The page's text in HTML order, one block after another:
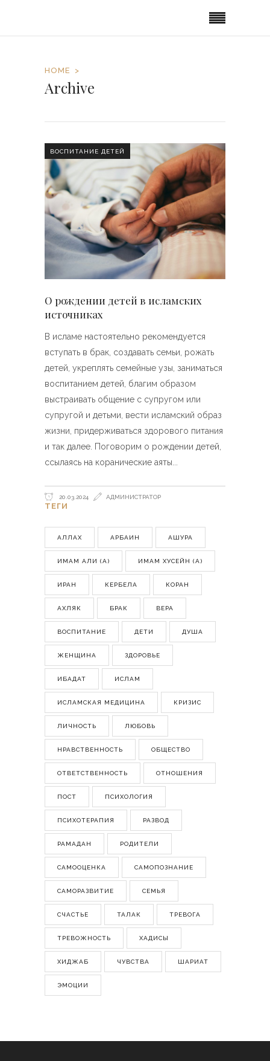
HOME
Archive
ВОСПИТАНИЕ ДЕТЕЙ
О рождении детей в исламских
источниках
В исламе настоятельно рекомендуется
вступать в брак, создавать семьи, рожать
детей, укреплять семейные узы, заниматься
воспитанием детей, благим образом
выстраивать общение с супругом или
супругой и детьми, вести исламский образ
жизни, придерживаться здорового питания
и так далее. Поговорим о рождении детей,
ссылаясь на коранические аяты
20.03.2024 АДМИНИСТРАТОР
ТЕГИ
АЛЛАХ АРБАИН АШУРА
ИМАМ АЛИ (А) ИМАМ ХУСЕЙН (А)
ИРАН КЕРБЕЛА КОРАН
АХЛЯК БРАК ВЕРА
ВОСПИТАНИЕ ДЕТИ ДУША
ЖЕНЩИНА ЗДОРОВЬЕ
ИБАДАТ ИСЛАМ
ИСЛАМСКАЯ МЕДИЦИНА КРИЗИС
ЛИЧНОСТЬ ЛЮБОВЬ
НРАВСТВЕННОСТЬ ОБЩЕСТВО
ОТВЕТСТВЕННОСТЬ ОТНОШЕНИЯ
ПОСТ ПСИХОЛОГИЯ
ПСИХОТЕРАПИЯ РАЗВОД
РАМАДАН РОДИТЕЛИ
САМООЦЕНКА САМОПОЗНАНИЕ
САМОРАЗВИТИЕ СЕМЬЯ
СЧАСТЬЕ ТАЛАК ТРЕВОГА
ТРЕВОЖНОСТЬ ХАДИСЫ
ХИДЖАБ ЧУВСТВА ШАРИАТ
ЭМОЦИИ